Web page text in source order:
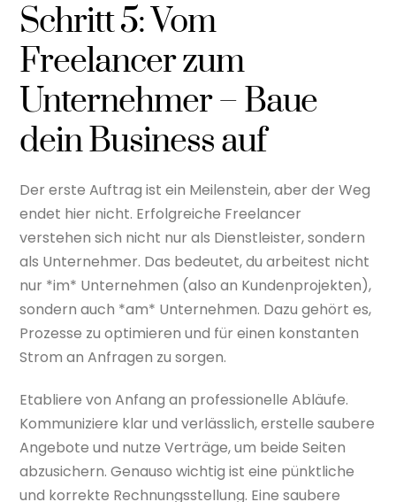
Schritt 5: Vom
Freelancer zum
Unternehmer – Baue
dein Business auf
Der erste Auftrag ist ein Meilenstein, aber der Weg
endet hier nicht. Erfolgreiche Freelancer
verstehen sich nicht nur als Dienstleister, sondern
als Unternehmer. Das bedeutet, du arbeitest nicht
nur *im* Unternehmen (also an Kundenprojekten),
sondern auch *am* Unternehmen. Dazu gehört es,
Prozesse zu optimieren und für einen konstanten
Strom an Anfragen zu sorgen.
Etabliere von Anfang an professionelle Abläufe.
Kommuniziere klar und verlässlich, erstelle saubere
Angebote und nutze Verträge, um beide Seiten
abzusichern. Genauso wichtig ist eine pünktliche
und korrekte Rechnungsstellung. Eine saubere